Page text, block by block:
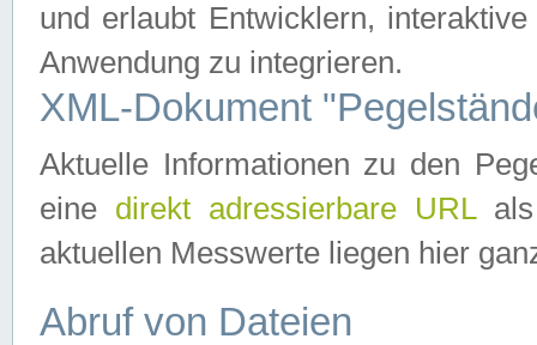
und erlaubt Entwicklern,
Anwendung zu integrieren.
XML-Dokument
Aktuelle Informationen zu den
eine direkt adressierbare URLals
aktuellen Messwerte liegen hier
Abruf von Dateien